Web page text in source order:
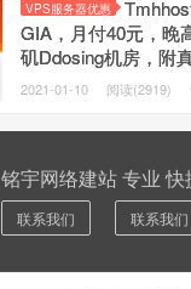
VPS服务器优惠
GIA，月付40元，晚
矶Ddosing机房，附
2021-01-10 阅读(2919)
铭宇网络建站 专业 快
联系我们 联系我们